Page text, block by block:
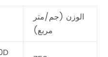
الوزن (جم/متر
مربع)